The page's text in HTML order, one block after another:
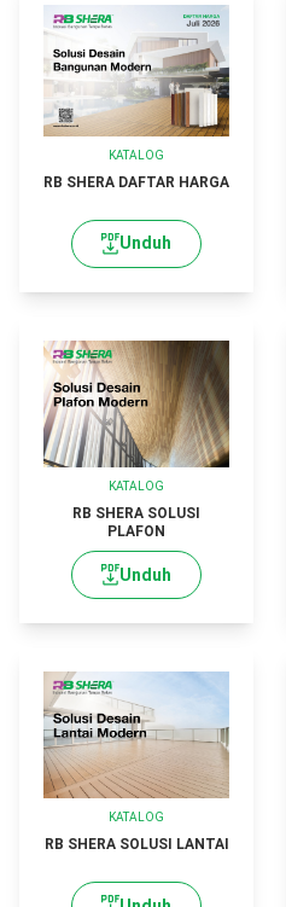
KATALOG
RB SHERA DAFTAR HARGA
Unduh
KATALOG
RB SHERA SOLUSI
PLAFON
Unduh
KATALOG
RB SHERA SOLUSI LANTAI